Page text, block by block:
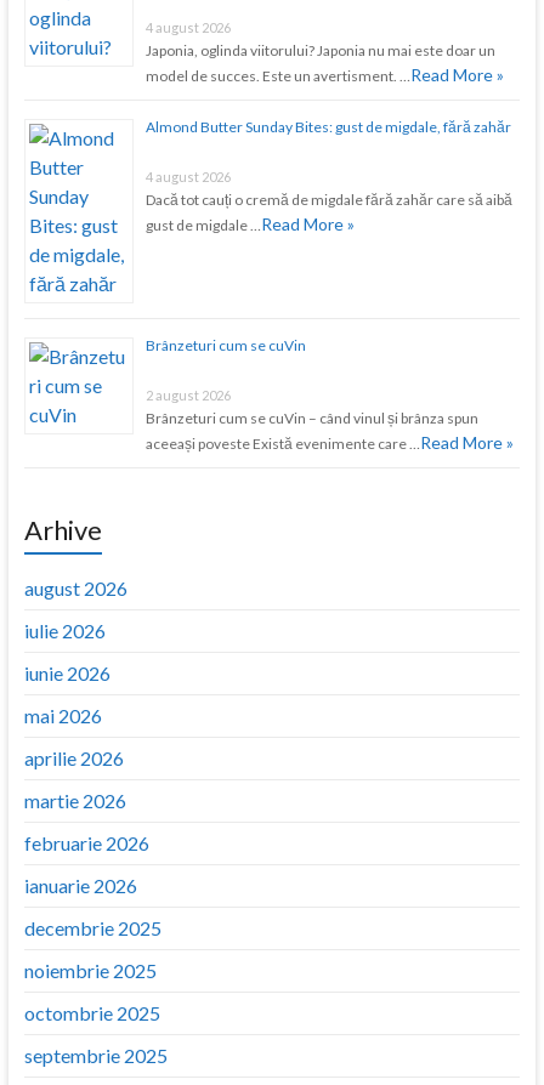
4 august 2026
Japonia, oglinda viitorului? Japonia nu mai este doar un
model de succes. Este un avertisment. …Read More »
Almond Butter Sunday Bites: gust de migdale, fără zahăr
4 august 2026
Dacă tot cauți o cremă de migdale fără zahăr care să aibă
gust de migdale …Read More »
Brânzeturi cum se cuVin
2 august 2026
Brânzeturi cum se cuVin – când vinul și brânza spun
aceeași poveste Există evenimente care …Read More »
Arhive
august 2026
iulie 2026
iunie 2026
mai 2026
aprilie 2026
martie 2026
februarie 2026
ianuarie 2026
decembrie 2025
noiembrie 2025
octombrie 2025
septembrie 2025